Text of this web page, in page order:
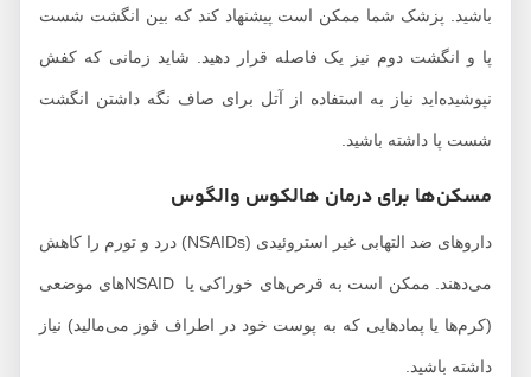
باشید. پزشک شما ممکن است پیشنهاد کند که بین انگشت شست
پا و انگشت دوم نیز یک فاصله قرار دهید. شاید زمانی که کفش
نپوشیده‌اید نیاز به استفاده از آتل برای صاف نگه داشتن انگشت
شست پا داشته باشید.
مسکن‌ها برای درمان هالکوس والگوس
داروهای ضد التهابی غیر استروئیدی (NSAIDs) درد و تورم را کاهش
می‌دهند. ممکن است به قرص‌های خوراکی یا NSAID‌های موضعی
(کرم‌ها یا پمادهایی که به پوست خود در اطراف قوز می‌مالید) نیاز
داشته باشید.